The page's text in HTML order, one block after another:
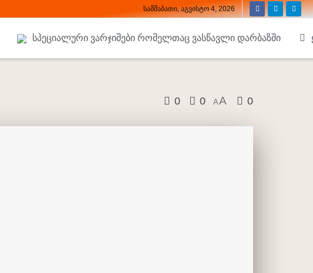
სამშაბათი, აგვისტო 4, 2026
სპეციალური ვარჯიშები რომელთაც ვასწავლი დარბაზში
0 0 AA 0